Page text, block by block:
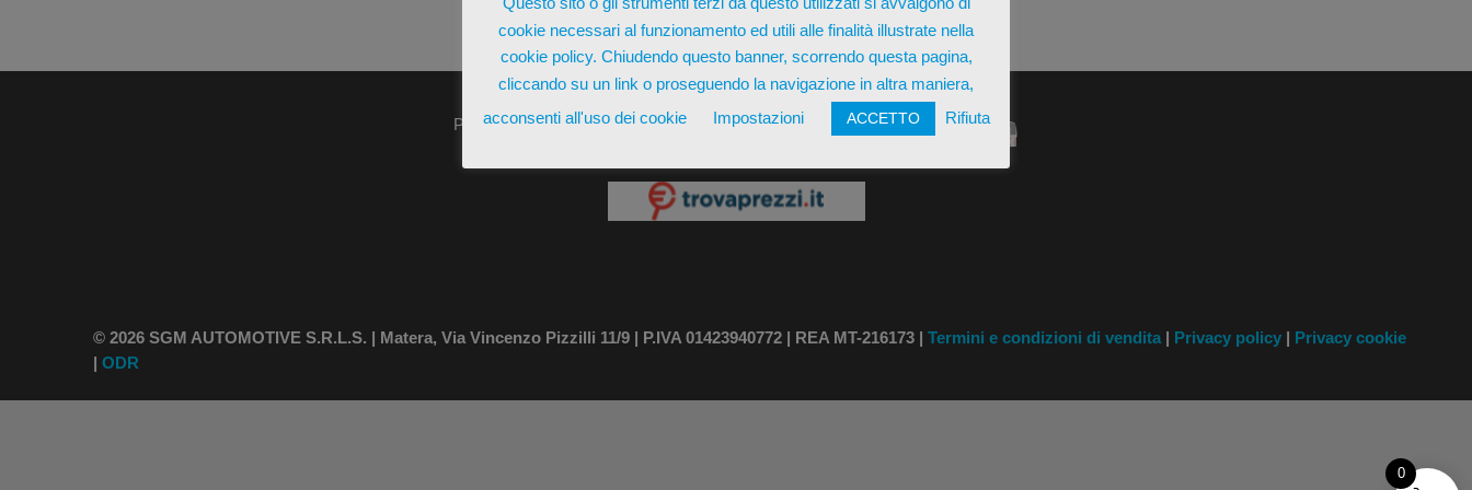
Presente su
© 2026 SGM AUTOMOTIVE S.R.L.S. | Matera, Via Vincenzo Pizzilli 11/9 | P.IVA 01423940772 | REA MT-216173 | Termini e condizioni di vendita | Privacy policy | Privacy cookie
| ODR
cookie necessari al funzionamento ed utili alle finalità illustrate nella
cookie policy. Chiudendo questo banner, scorrendo questa pagina,
cliccando su un link o proseguendo la navigazione in altra maniera,
acconsenti all'uso dei cookie
Impostazioni ACCETTO Rifiuta
0